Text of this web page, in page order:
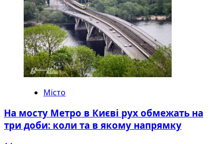
Місто
На мосту Метро в Києві рух обмежать на
три доби: коли та в якому напрямку